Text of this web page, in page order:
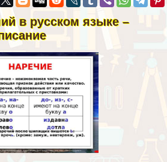
в русском языке –